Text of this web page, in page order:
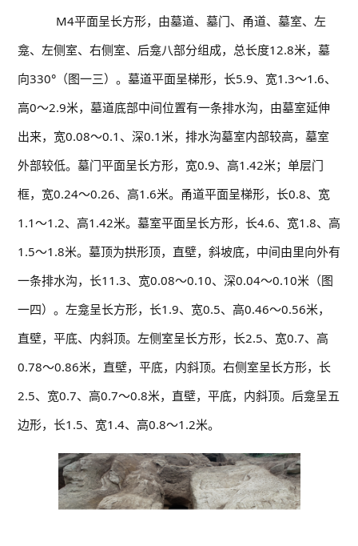
M4平面呈长方形，由墓道、墓门、甬道、墓室、左
龛、左侧室、右侧室、后龛八部分组成，总长度12.8米，墓
向330°（图一三）。墓道平面呈梯形，长5.9、宽1.3～1.6、
高0～2.9米，墓道底部中间位置有一条排水沟，由墓室延伸
出来，宽0.08～0.1、深0.1米，排水沟墓室内部较高，墓室
外部较低。墓门平面呈长方形，宽0.9、高1.42米；单层门
框，宽0.24～0.26、高1.6米。甬道平面呈梯形，长0.8、宽
1.1～1.2、高1.42米。墓室平面呈长方形，长4.6、宽1.8、高
1.5～1.8米。墓顶为拱形顶，直壁，斜坡底，中间由里向外有
一条排水沟，长11.3、宽0.08～0.10、深0.04～0.10米（图
一四）。左龛呈长方形，长1.9、宽0.5、高0.46～0.56米，
直壁，平底、内斜顶。左侧室呈长方形，长2.5、宽0.7、高
0.78～0.86米，直壁，平底，内斜顶。右侧室呈长方形，长
2.5、宽0.7、高0.7～0.8米，直壁，平底，内斜顶。后龛呈五
边形，长1.5、宽1.4、高0.8～1.2米。